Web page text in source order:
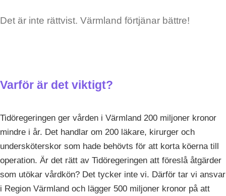
Det är inte rättvist. Värmland förtjänar bättre!
Varför är det viktigt?
Tidöregeringen ger vården i Värmland 200 miljoner kronor
mindre i år. Det handlar om 200 läkare, kirurger och
undersköterskor som hade behövts för att korta köerna till
operation. Är det rätt av Tidöregeringen att föreslå åtgärder
som utökar vårdkön? Det tycker inte vi. Därför tar vi ansvar
i Region Värmland och lägger 500 miljoner kronor på att